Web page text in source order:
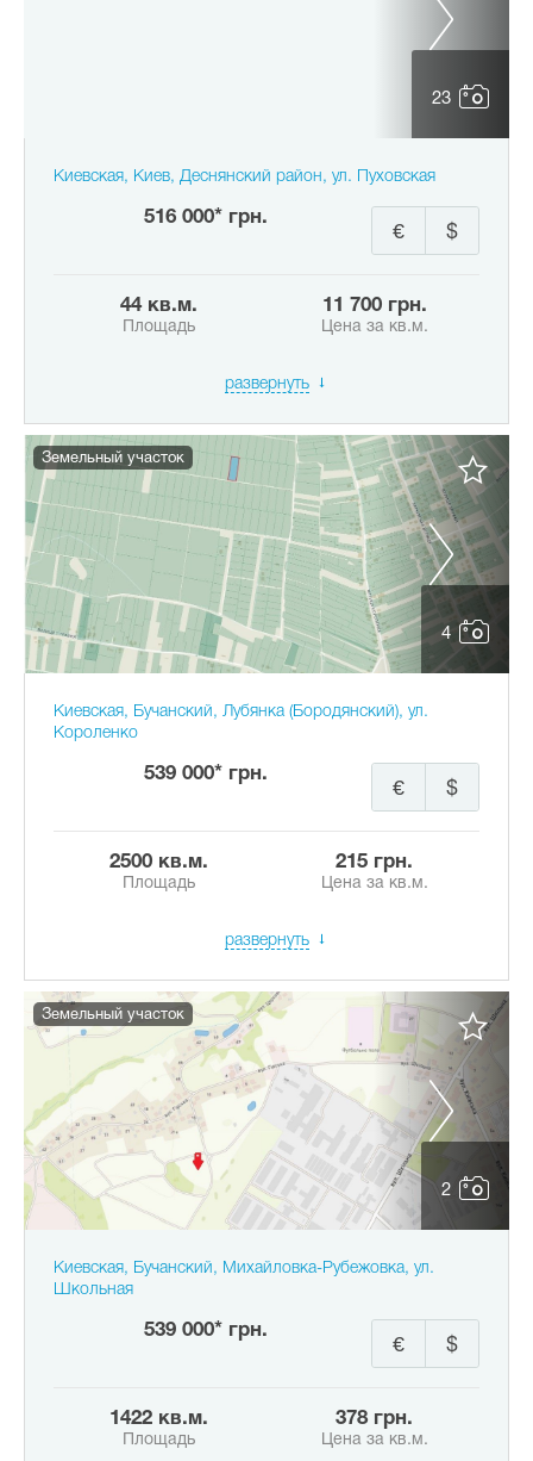
23
Киевская, Киев, Деснянский район, ул. Пуховская
516 000* грн.
$
€
44 кв.м.
Площадь
11 700 грн.
Цена за кв.м.
развернуть
4
Земельный участок
Киевская, Бучанский, Лубянка (Бородянский), ул.
Короленко
539 000* грн.
$
€
2500 кв.м.
Площадь
215 грн.
Цена за кв.м.
развернуть
2
Земельный участок
Киевская, Бучанский, Михайловка-Рубежовка, ул.
Школьная
539 000* грн.
$
€
1422 кв.м.
Площадь
378 грн.
Цена за кв.м.